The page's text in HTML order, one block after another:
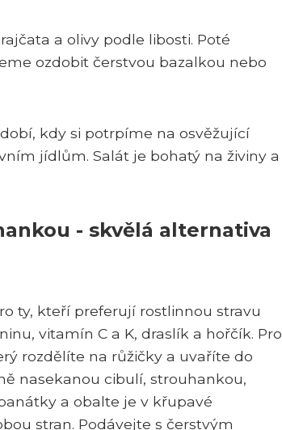
a olivy podle libosti. Poté
ozdobit čerstvou bazalkou nebo
kdy si potrpíme na osvěžující
jídlům. Salát je bohatý na živiny a
- skvělá alternativa
ty, kteří preferují rostlinnou stravu
vitamín C a K, draslík a hořčík. Pro
rozdělíte na růžičky a uvaříte do
nasekanou cibulí, strouhankou,
a obalte je v křupavé
stran. Podávejte s čerstvým